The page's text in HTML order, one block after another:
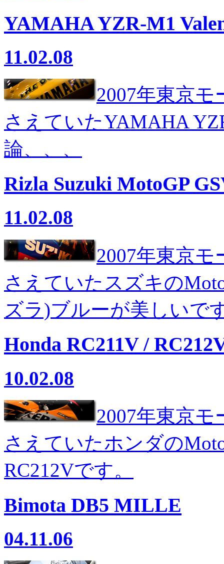
YAMAHA YZR-M1
11.02.08
2007年東京
さえていたYAMAHA
論、、、
Rizla Suzuki MotoGP
11.02.08
2007年東京
さえていたスズキの
ズラ)ブルーが美しいで
Honda RC211V /
10.02.08
2007年東京
さえていたホンダの
RC212Vです。
Bimota DB5 MILLE
04.11.06